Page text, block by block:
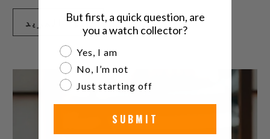
اقرأ المزيدBut first, a quick question, are
you a watch collector?
Are you a watch collector?
Yes, I am
No, I’m not
Just starting off
SUBMIT